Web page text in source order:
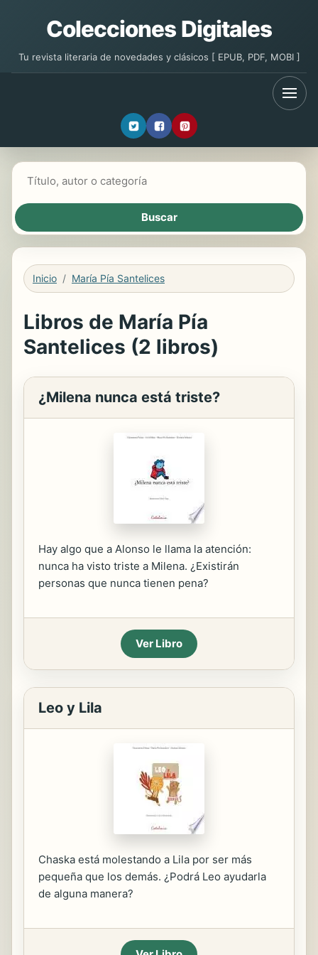
Colecciones Digitales
Tu revista literaria de novedades y clásicos [ EPUB, PDF, MOBI ]
Inicio María Pía Santelices
Libros de María Pía
Santelices (2 libros)
¿Milena nunca está triste?
Hay algo que a Alonso le llama la atención:
nunca ha visto triste a Milena. ¿Existirán
personas que nunca tienen pena?
Ver Libro
Leo y Lila
Chaska está molestando a Lila por ser más
pequeña que los demás. ¿Podrá Leo ayudarla
de alguna manera?